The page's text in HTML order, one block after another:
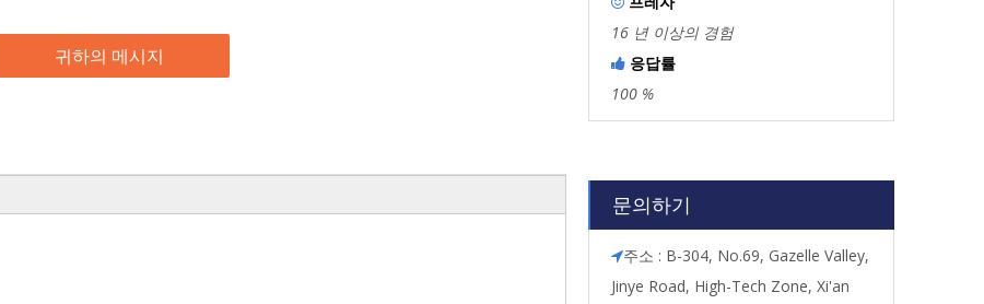
귀하의 메시지
16 년 이상의 경험
 응답률
100 %
문의하기
주소 : B-304, No.69, Gazelle Valley,
Jinye Road, High-Tech Zone, Xi'an